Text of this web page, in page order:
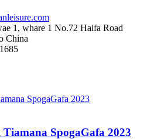
1, whare 1 No.72 Haifa Road
China
SpogaGafa 2023